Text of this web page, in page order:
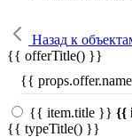
Назад к
{{ offerTitle() }}
{{
{{ item.title }} {{
{{ typeTitle() }}